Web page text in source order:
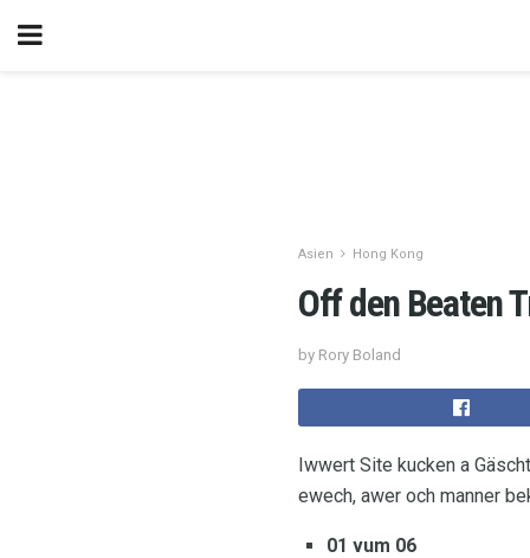
Asien Hong Kong
Off den Beaten
by Rory Boland
Iwwert Site kucken a
ewech, awer och manner
01 vum 06